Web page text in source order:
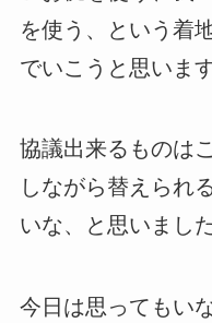
を使う、という着
でいこうと思います
協議出来るものは
しながら替えられ
いな、と思いました
今日は思ってもい